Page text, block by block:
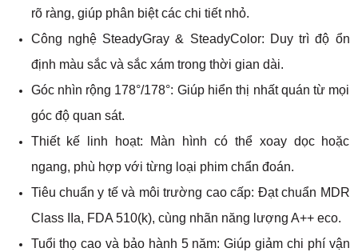
rõ ràng, giúp phân biệt các chi tiết nhỏ.
Công nghệ SteadyGray & SteadyColor: Duy trì độ ổn
định màu sắc và sắc xám trong thời gian dài.
Góc nhìn rộng 178°/178°: Giúp hiển thị nhất quán từ mọi
góc độ quan sát.
Thiết kế linh hoạt: Màn hình có thể xoay dọc hoặc
ngang, phù hợp với từng loại phim chẩn đoán.
Tiêu chuẩn y tế và môi trường cao cấp: Đạt chuẩn MDR
Class IIa, FDA 510(k), cùng nhãn năng lượng A++ eco.
Tuổi thọ cao và bảo hành 5 năm: Giúp giảm chi phí vận